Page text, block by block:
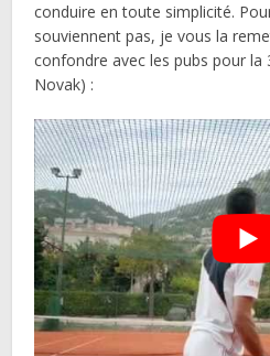
conduire en toute simplicité.
souviennent pas, je vous la
confondre avec les pubs pour la
Novak) :